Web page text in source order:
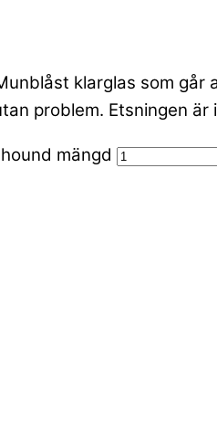
klarglas som
problem. Etsningen
mängd